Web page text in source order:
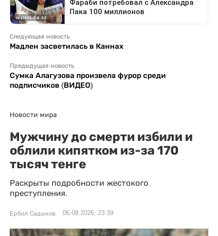
Следующая новость
Мадлен засветилась в Каннах
Предыдущая новость
Сумка Алагузова произвела фурор среди
подписчиков (ВИДЕО)
Новости мира
Мужчину до смерти избили и
облили кипятком из-за 170
тысяч тенге
Раскрыты подробности жестокого
преступления.
Ербол Садыков 06.08.2026, 23:39